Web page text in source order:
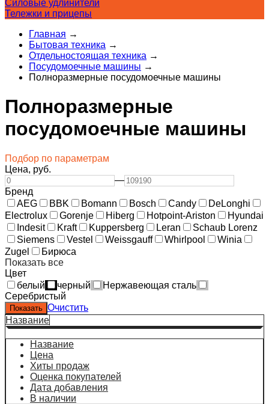
Силовые удлинители
Тележки и прицепы
Главная →
Бытовая техника →
Отдельностоящая техника →
Посудомоечные машины →
Полноразмерные посудомоечные машины
Полноразмерные
посудомоечные машины
Подбор по параметрам
Цена, руб.
—
Бренд
AEG
BBK Bomann Bosch Candy
DeLonghi
Electrolux
Gorenje Hiberg Hotpoint-Ariston
Hyundai
Indesit
Kraft Kuppersberg Leran
Schaub Lorenz
Siemens
Vestel Weissgauff Whirlpool
Winia
Zugel
Бирюса
Показать все
Цвет
белый
черный
Нержавеющая сталь
Серебристый
Очистить
Название
Название
Цена
Хиты продаж
Оценка покупателей
Дата добавления
В наличии